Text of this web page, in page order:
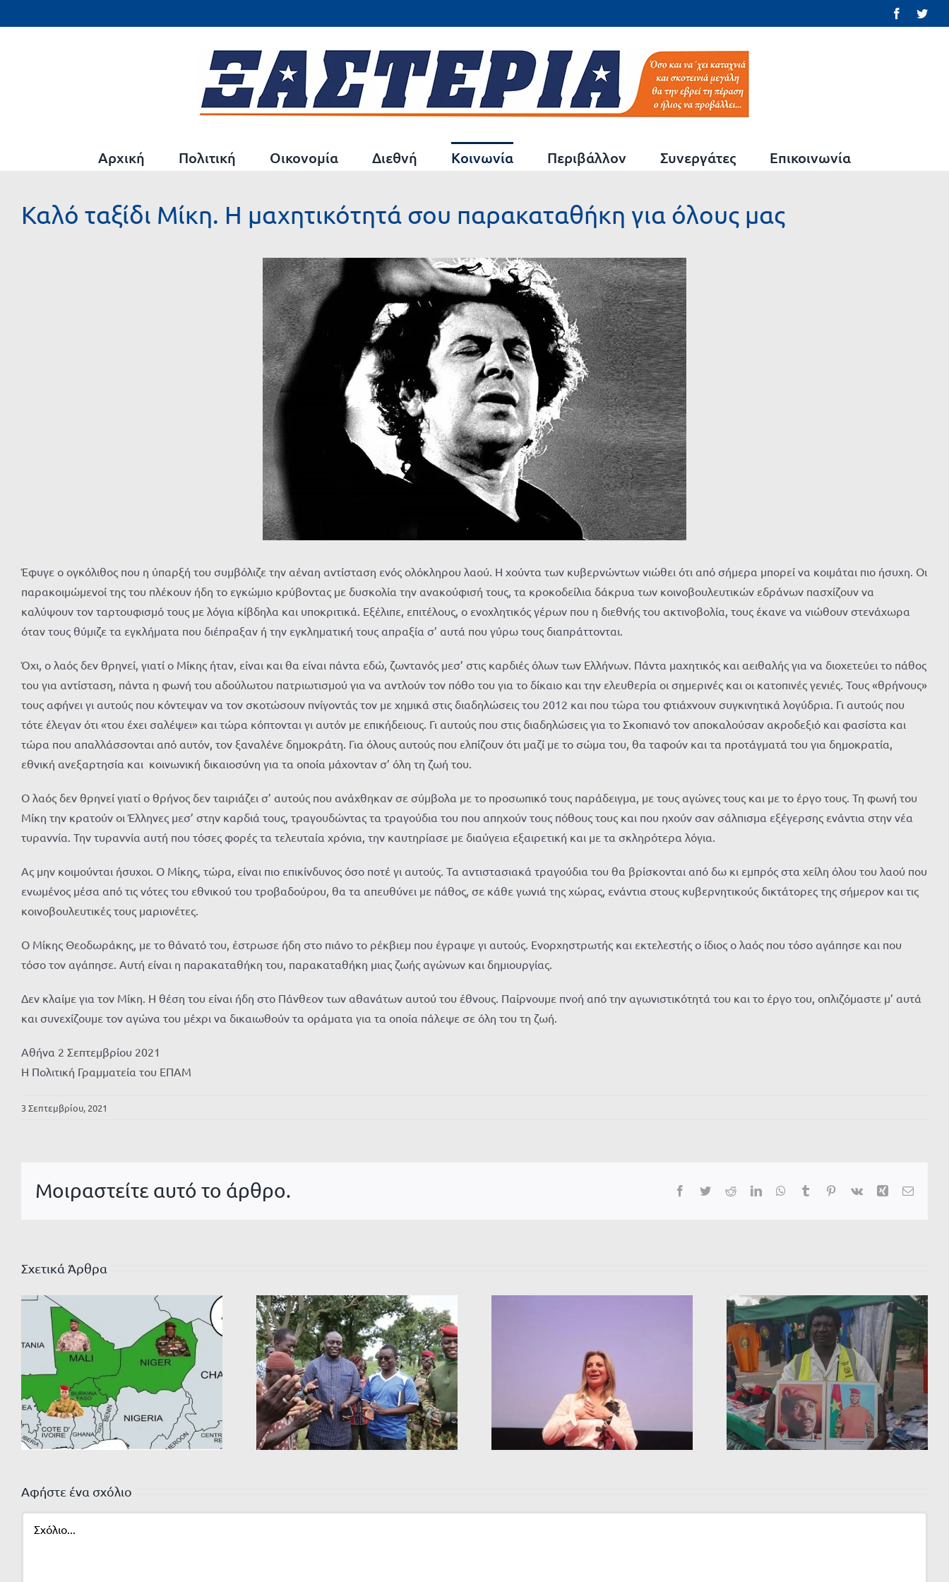
στο
Facebook
Αρχική Πολιτική Οικονομία Διεθνή Κοινωνία Περιβάλλον Συνεργάτες Επικοινωνία
Καλό ταξίδι Μίκη. Η μαχητικότητά σου παρακαταθήκη για όλους μας
Έφυγε ο ογκόλιθος που η ύπαρξή του συμβόλιζε την αέναη αντίσταση ενός ολόκληρου λαού. Η χούντα των κυβερνώντων νιώθει ότι από σήμερα μπορεί να κοιμάται πιο ήσυχη. Οι
παρακοιμώμενοί της του πλέκουν ήδη το εγκώμιο κρύβοντας με δυσκολία την ανακούφισή τους, τα κροκοδείλια δάκρυα των κοινοβουλευτικών εδράνων πασχίζουν να
καλύψουν τον ταρτουφισμό τους με λόγια κίβδηλα και υποκριτικά. Εξέλιπε, επιτέλους, ο ενοχλητικός γέρων που η διεθνής του ακτινοβολία, τους έκανε να νιώθουν στενάχωρα
όταν τους θύμιζε τα εγκλήματα που διέπραξαν ή την εγκληματική τους απραξία σ’ αυτά που γύρω τους διαπράττονται.
Όχι, ο λαός δεν θρηνεί, γιατί ο Μίκης ήταν, είναι και θα είναι πάντα εδώ, ζωντανός μεσ’ στις καρδιές όλων των Ελλήνων. Πάντα μαχητικός και αειθαλής για να διοχετεύει το πάθος
του για αντίσταση, πάντα η φωνή του αδούλωτου πατριωτισμού για να αντλούν τον πόθο του για το δίκαιο και την ελευθερία οι σημερινές και οι κατοπινές γενιές. Τους «θρήνους»
τους αφήνει γι αυτούς που κόντεψαν να τον σκοτώσουν πνίγοντάς τον με χημικά στις διαδηλώσεις του 2012 και που τώρα του φτιάχνουν συγκινητικά λογύδρια. Γι αυτούς που
τότε έλεγαν ότι «του έχει σαλέψει» και τώρα κόπτονται γι αυτόν με επικήδειους. Γι αυτούς που στις διαδηλώσεις για το Σκοπιανό τον αποκαλούσαν ακροδεξιό και φασίστα και
τώρα που απαλλάσσονται από αυτόν, τον ξαναλένε δημοκράτη. Για όλους αυτούς που ελπίζουν ότι μαζί με το σώμα του, θα ταφούν και τα προτάγματά του για δημοκρατία,
εθνική ανεξαρτησία και κοινωνική δικαιοσύνη για τα οποία μάχονταν σ’ όλη τη ζωή του.
Ο λαός δεν θρηνεί γιατί ο θρήνος δεν ταιριάζει σ’ αυτούς που ανάχθηκαν σε σύμβολα με το προσωπικό τους παράδειγμα, με τους αγώνες τους και με το έργο τους. Τη φωνή του
Μίκη την κρατούν οι Έλληνες μεσ’ στην καρδιά τους, τραγουδώντας τα τραγούδια του που απηχούν τους πόθους τους και που ηχούν σαν σάλπισμα εξέγερσης ενάντια στην νέα
τυραννία. Την τυραννία αυτή που τόσες φορές τα τελευταία χρόνια, την καυτηρίασε με διαύγεια εξαιρετική και με τα σκληρότερα λόγια.
Ας μην κοιμούνται ήσυχοι. Ο Μίκης, τώρα, είναι πιο επικίνδυνος όσο ποτέ γι αυτούς. Τα αντιστασιακά τραγούδια του θα βρίσκονται από δω κι εμπρός στα χείλη όλου του λαού που
ενωμένος μέσα από τις νότες του εθνικού του τροβαδούρου, θα τα απευθύνει με πάθος, σε κάθε γωνιά της χώρας, ενάντια στους κυβερνητικούς δικτάτορες της σήμερον και τις
κοινοβουλευτικές τους μαριονέτες.
Ο Μίκης Θεοδωράκης, με το θάνατό του, έστρωσε ήδη στο πιάνο το ρέκβιεμ που έγραψε γι αυτούς. Ενορχηστρωτής και εκτελεστής ο ίδιος ο λαός που τόσο αγάπησε και που
τόσο τον αγάπησε. Αυτή είναι η παρακαταθήκη του, παρακαταθήκη μιας ζωής αγώνων και δημιουργίας.
Δεν κλαίμε για τον Μίκη. Η θέση του είναι ήδη στο Πάνθεον των αθανάτων αυτού του έθνους. Παίρνουμε πνοή από την αγωνιστικότητά του και το έργο του, οπλιζόμαστε μ’ αυτά
και συνεχίζουμε τον αγώνα του μέχρι να δικαιωθούν τα οράματα για τα οποία πάλεψε σε όλη του τη ζωή.
Αθήνα 2 Σεπτεμβρίου 2021
Η Πολιτική Γραμματεία του ΕΠΑΜ
3 Σεπτεμβρίου, 2021
Μοιραστείτε αυτό το άρθρο. Facebook
TwitterRedditLinkedInWhatsApp
Tumblr Pinterest
Vk Xing Email
Σχετικά Άρθρα
Αφήστε ένα σχόλιο